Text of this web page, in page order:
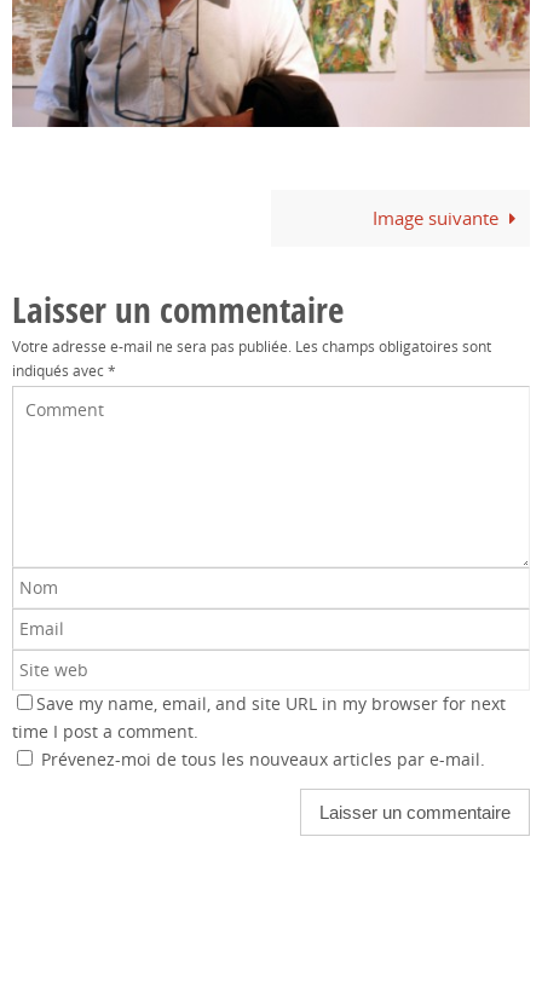
Image suivante
Laisser un commentaire
Votre adresse e-mail ne sera pas publiée. Les champs obligatoires sont
indiqués avec*
Save my name, email, and site URL in my browser for next
time I post a comment.
Prévenez-moi de tous les nouveaux articles par e-mail.